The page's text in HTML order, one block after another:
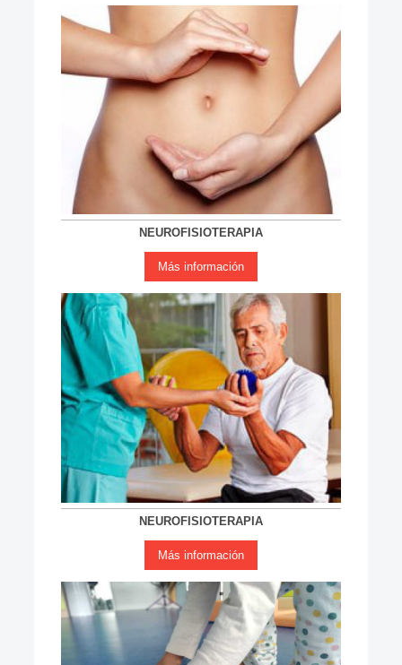
NEUROFISIOTERAPIA
Más información
NEUROFISIOTERAPIA
Más información